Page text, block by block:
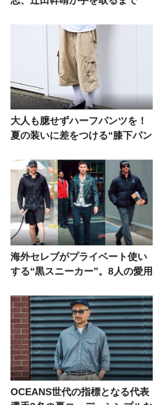
大人も臆せずハーフパンツを！
夏の装いに差をつける“膝下パン
海外セレブがプライベート使い
する“黒スニーカー”。8人の愛用
OCEANS世代の指標となる代表